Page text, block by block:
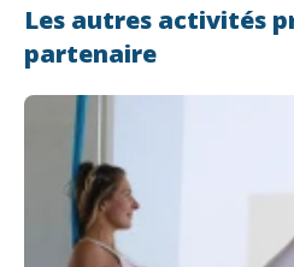
Les autres activités
partenaire